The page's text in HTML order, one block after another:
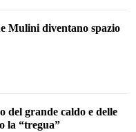
Mulini diventano spazio
del grande caldo e delle
la “tregua”